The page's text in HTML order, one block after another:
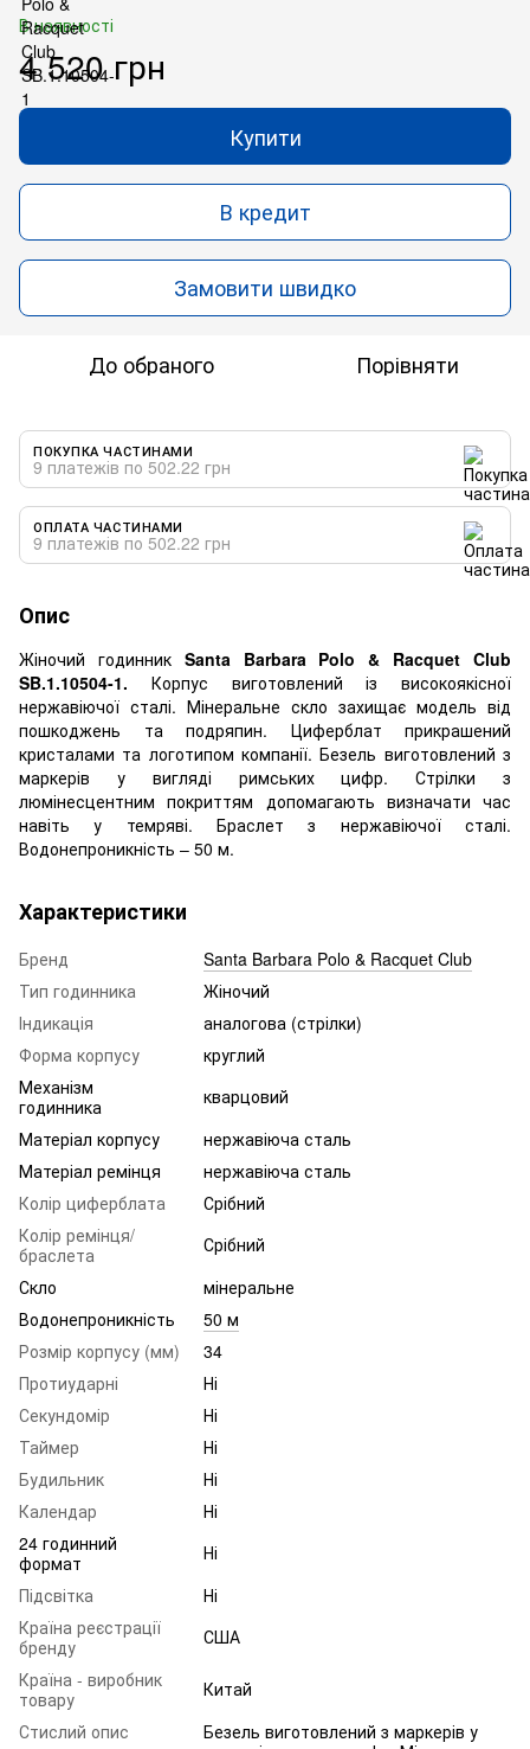
В наявності
4 520 грн
Купити
В кредит
Замовити швидко
До обраного Порівняти
ПОКУПКА ЧАСТИНАМИ
9 платежів по 502.22 грн
ОПЛАТА ЧАСТИНАМИ
9 платежів по 502.22 грн
Опис
Жіночий годинник Santa Barbara Polo & Racquet Club
SB.1.10504-1. Корпус виготовлений із високоякісної
нержавіючої сталі. Мінеральне скло захищає модель від
пошкоджень та подряпин. Циферблат прикрашений
кристалами та логотипом компанії. Безель виготовлений з
маркерів у вигляді римських цифр. Стрілки з
люмінесцентним покриттям допомагають визначати час
навіть у темряві. Браслет з нержавіючої сталі.
Водонепроникність – 50 м.
Характеристики
Бренд
Santa Barbara Polo & Racquet Club
Тип годинника
Жіночий
Індикація
аналогова (стрілки)
Форма корпусу
круглий
Механізм
годинника
кварцовий
Матеріал корпусу
нержавіюча сталь
Матеріал ремінця
нержавіюча сталь
Колір циферблата
Срібний
Колір ремінця/
браслета
Срібний
Скло
мінеральне
Водонепроникність
50 м
Розмір корпусу (мм)
34
Протиударні
Ні
Секундомір
Ні
Таймер
Ні
Будильник
Ні
Календар
Ні
24 годинний
формат
Ні
Підсвітка
Ні
Країна реєстрації
бренду
США
Країна - виробник
товару
Китай
Стислий опис
Безель виготовлений з маркерів у